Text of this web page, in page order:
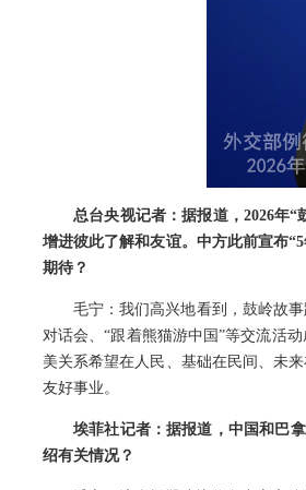
总台央视记者：据报道，2026年
增进彼此了解和友谊。中方此前宣布
期待？
毛宁：我们高兴地看到，鼓岭故
对话会、“跟着熊猫游中国”等交流活
美关系希望在人民、基础在民间、未
友好事业。
埃菲社记者：据报道，中国和巴
绍有关情况？